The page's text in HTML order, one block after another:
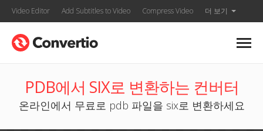
Video Editor Add Subtitles to Video Compress Video 더 보기
PDB에서 SIX로 변환하는 컨버터
온라인에서 무료로 pdb 파일을 six로 변환하세요